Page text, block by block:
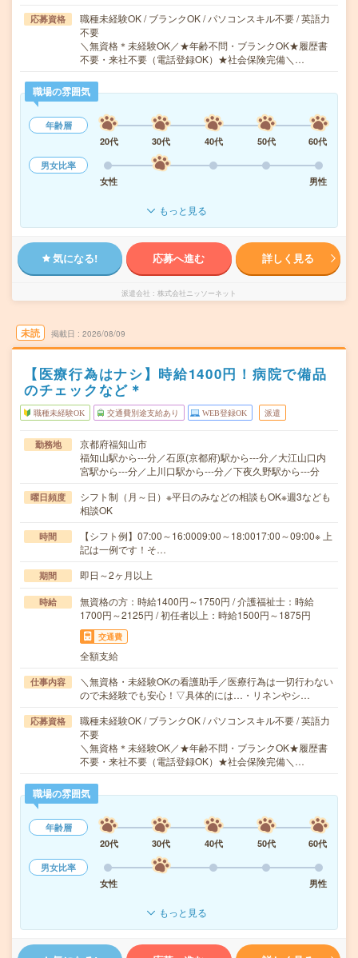
応募資格
職種未経験OK / ブランクOK / パソコンスキル不要 / 英語力
不要
＼無資格＊未経験OK／★年齢不問・ブランクOK★履歴書
不要・来社不要（電話登録OK）★社会保険完備＼…
職場の雰囲気
年齢層
20代
30代 40代 50代
60代
男女比率
女性
男性
もっと見る
気になる! 応募へ進む 詳しく見る
派遣会社 株式会社ニッソーネット
未読 掲載日 2026/08/09
【医療行為はナシ】時給1400円！病院で備品
のチェックなど＊
職種未経験OK 交通費別途支給あり WEB登録OK 派遣
勤務地
京都府福知山市
福知山駅から---分／石原(京都府)駅から---分／大江山口内
宮駅から---分／上川口駅から---分／下夜久野駅から---分
曜日頻度
シフト制（月～日）※平日のみなどの相談もOK※週3なども
相談OK
時間
【シフト例】07:00～16:0009:00～18:0017:00～09:00※ 上
記は一例です！そ…
期間 即日～2ヶ月以上
時給
無資格の方：時給1400円～1750円 / 介護福祉士：時給
1700円～2125円 / 初任者以上：時給1500円～1875円
交通費
全額支給
仕事内容
＼無資格・未経験OKの看護助手／医療行為は一切行わない
ので未経験でも安心！▽具体的には…・リネンやシ…
応募資格
職種未経験OK / ブランクOK / パソコンスキル不要 / 英語力
不要
＼無資格＊未経験OK／★年齢不問・ブランクOK★履歴書
不要・来社不要（電話登録OK）★社会保険完備＼…
職場の雰囲気
年齢層
20代
30代 40代 50代
60代
男女比率
女性
男性
もっと見る